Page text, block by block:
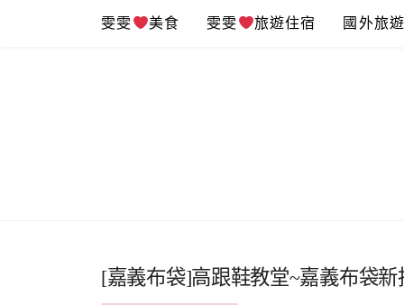
雯雯 美食 雯雯 旅遊住宿 國外旅
[嘉義布袋]高跟鞋教堂~嘉義布袋